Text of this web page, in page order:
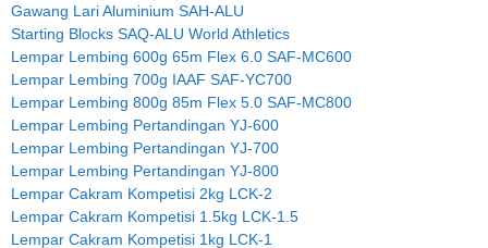
Gawang Lari Aluminium SAH-ALU
Starting Blocks SAQ-ALU World Athletics
Lempar Lembing 600g 65m Flex 6.0 SAF-MC600
Lempar Lembing 700g IAAF SAF-YC700
Lempar Lembing 800g 85m Flex 5.0 SAF-MC800
Lempar Lembing Pertandingan YJ-600
Lempar Lembing Pertandingan YJ-700
Lempar Lembing Pertandingan YJ-800
Lempar Cakram Kompetisi 2kg LCK-2
Lempar Cakram Kompetisi 1.5kg LCK-1.5
Lempar Cakram Kompetisi 1kg LCK-1